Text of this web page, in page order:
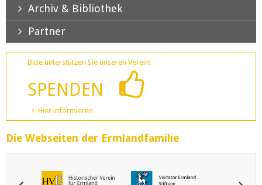
Archiv & Bibliothek
Partner
Bitte unterstützen Sie unseren Verein!
SPENDEN
Hier informieren
Die Webseiten der Ermlandfamilie